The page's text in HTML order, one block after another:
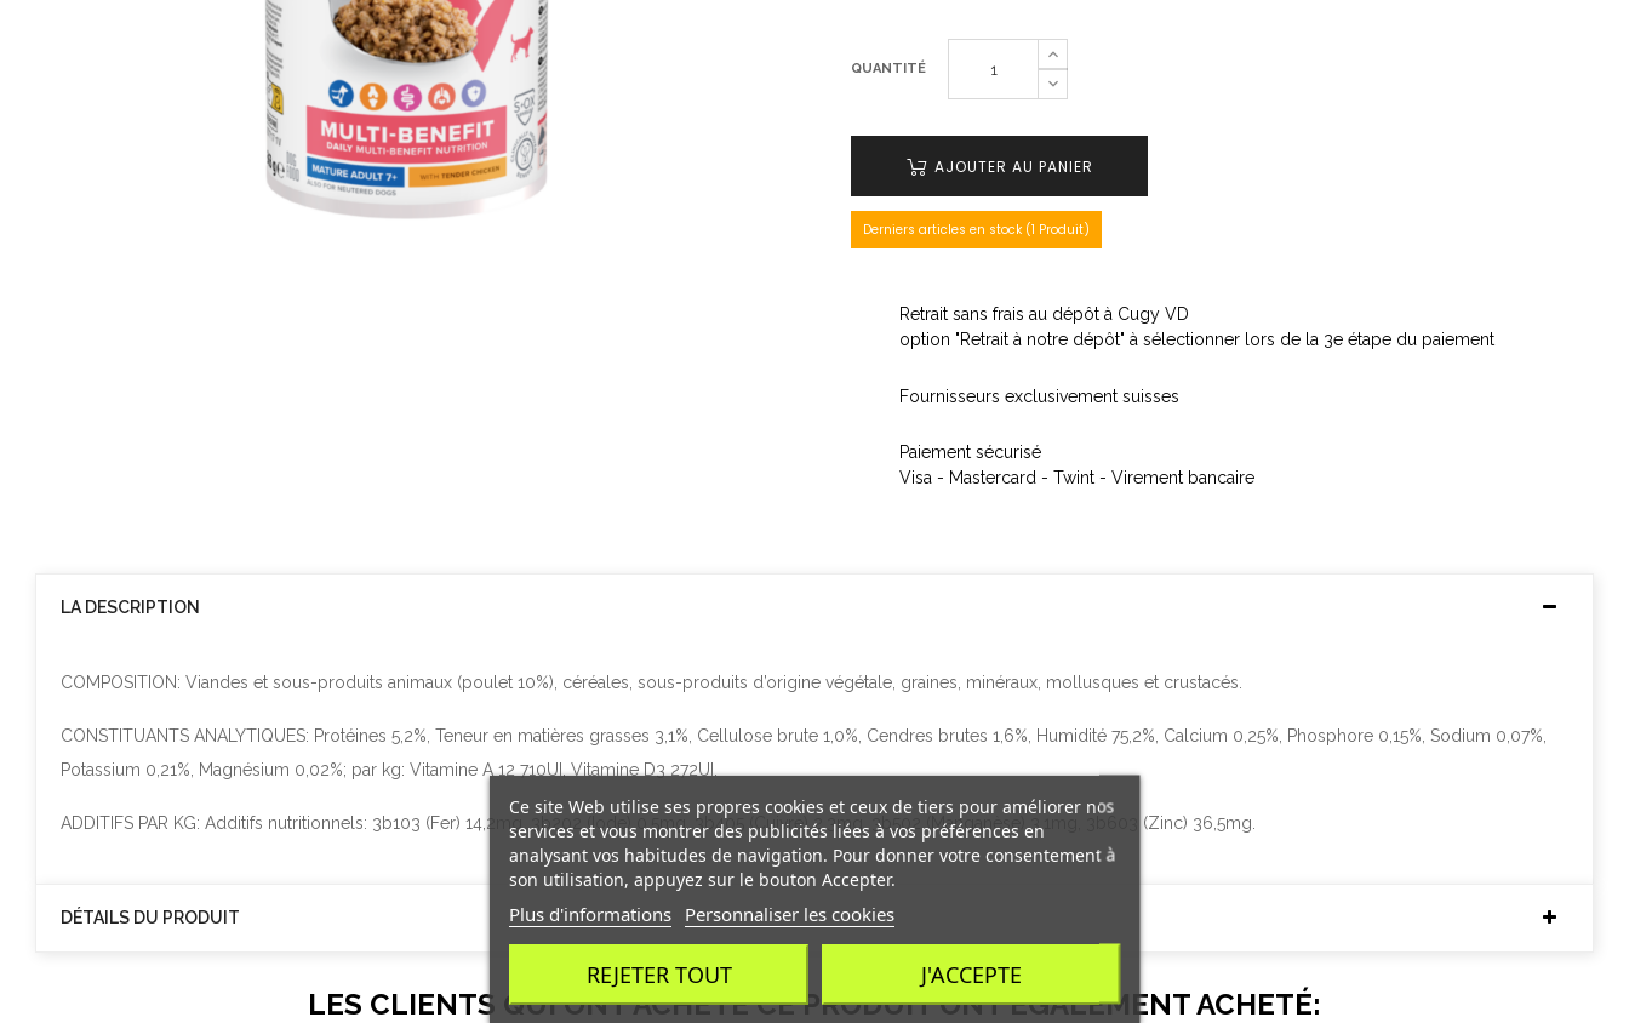
QUANTITÉ
AJOUTER AU PANIER
Derniers articles en stock (1 Produit)
Retrait sans frais au dépôt à Cugy VD
option "Retrait à notre dépôt" à sélectionner lors de la 3e étape du paiement
Fournisseurs exclusivement suisses
Paiement sécurisé
Visa - Mastercard - Twint - Virement bancaire
LA DESCRIPTION
COMPOSITION: Viandes et sous-produits animaux (poulet 10%), céréales, sous-produits d’origine végétale, graines, minéraux, mollusques et crustacés.
CONSTITUANTS ANALYTIQUES: Protéines 5,2%, Teneur en matières grasses 3,1%, Cellulose brute 1,0%, Cendres brutes 1,6%, Humidité 75,2%, Calcium 0,25%, Phosphore 0,15%, Sodium 0,07%,
Potassium 0,21%, Magnésium 0,02%; par kg: Vitamine A 12 710UI, Vitamine D3 272UI.
ADDITIFS PAR KG: Additifs nutritionnels: 3b103 (Fer) 14,2mg, 3b202 (Iode) 0,5mg, 3b405 (Cuivre) 2,3mg, 3b502 (Manganèse) 3,1mg, 3b603 (Zinc) 36,5mg.
DÉTAILS DU PRODUIT
LES CLIENTS QUI ONT ACHETÉ CE PRODUIT ONT ÉGALEMENT ACHETÉ:
Ce site Web utilise ses propres cookies et ceux de tiers pour améliorer nos
services et vous montrer des publicités liées à vos préférences en
analysant vos habitudes de navigation. Pour donner votre consentement à
son utilisation, appuyez sur le bouton Accepter.
Plus d'informations Personnaliser les cookies
REJETER TOUT J'ACCEPTE